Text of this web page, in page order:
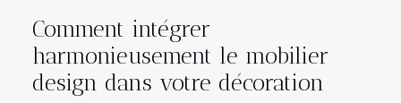
Comment intégrer
harmonieusement le mobilier
design dans votre décoration